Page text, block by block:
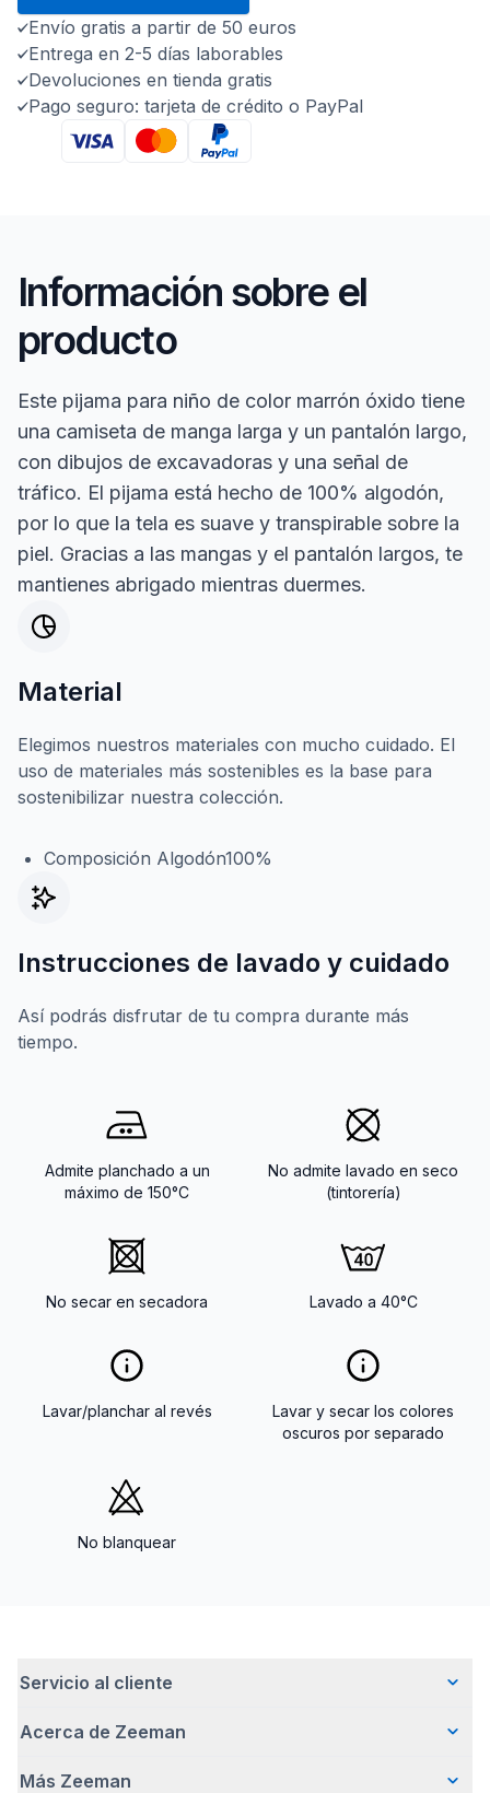
Envío gratis a partir de 50 euros
Entrega en 2-5 días laborables
Devoluciones en tienda gratis
Pago seguro: tarjeta de crédito o PayPal
Información sobre el
producto
Este pijama para niño de color marrón óxido tiene
una camiseta de manga larga y un pantalón largo,
con dibujos de excavadoras y una señal de
tráfico. El pijama está hecho de 100% algodón,
por lo que la tela es suave y transpirable sobre la
piel. Gracias a las mangas y el pantalón largos, te
mantienes abrigado mientras duermes.
Material
Elegimos nuestros materiales con mucho cuidado. El
uso de materiales más sostenibles es la base para
sostenibilizar nuestra colección.
Composición Algodón100%
Instrucciones de lavado y cuidado
Así podrás disfrutar de tu compra durante más
tiempo.
Admite planchado a un
máximo de 150°C
No admite lavado en seco
(tintorería)
No secar en secadora Lavado a 40°C
Lavar/planchar al revés
Lavar y secar los colores
oscuros por separado
No blanquear
Servicio al cliente
Preguntas frecuentes
Acerca de Zeeman
Quiénes somos
Más Zeeman